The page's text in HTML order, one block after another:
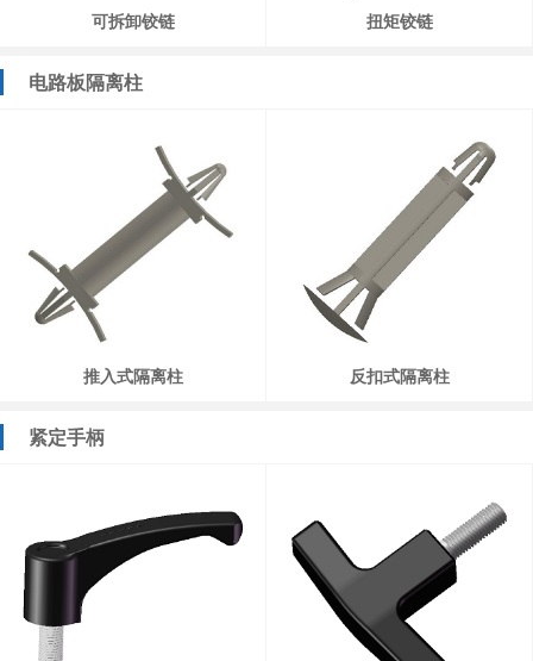
可拆卸铰链 扭矩铰链
电路板隔离柱
推入式隔离柱 反扣式隔离柱
紧定手柄